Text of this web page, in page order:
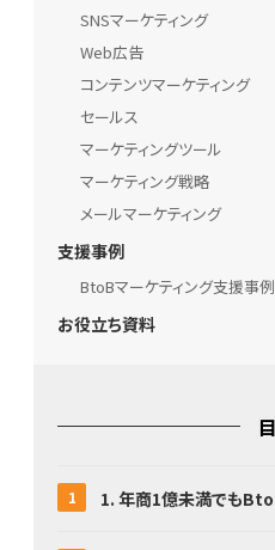
SNSマーケティング
Web広告
コンテンツマーケティング
セールス
マーケティングツール
マーケティング戦略
メールマーケティング
支援事例
BtoBマーケティング支援事例
お役立ち資料
1. 年商1億未満でも